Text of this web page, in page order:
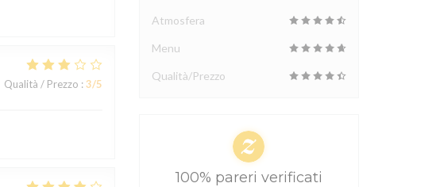
Qualità / Prezzo : 3/5
Atmosfera
Menu
Qualità/Prezzo
100% pareri verificati